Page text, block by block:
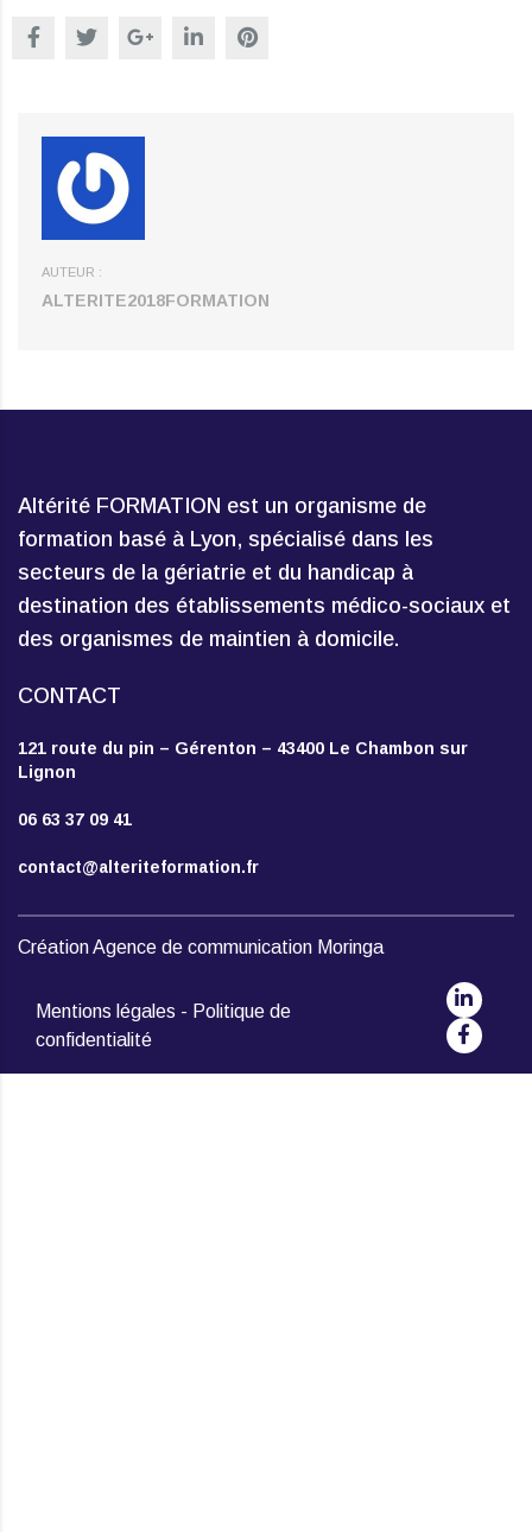
AUTEUR :
ALTERITE2018FORMATION
Altérité FORMATION est un organisme de
formation basé à Lyon, spécialisé dans les
secteurs de la gériatrie et du handicap à
destination des établissements médico-sociaux et
des organismes de maintien à domicile.
CONTACT
121 route du pin – Gérenton – 43400 Le Chambon sur
Lignon
06 63 37 09 41
contact@alteriteformation.fr
CréationAgence de communication Moringa
Mentions légales - Politique de
confidentialité